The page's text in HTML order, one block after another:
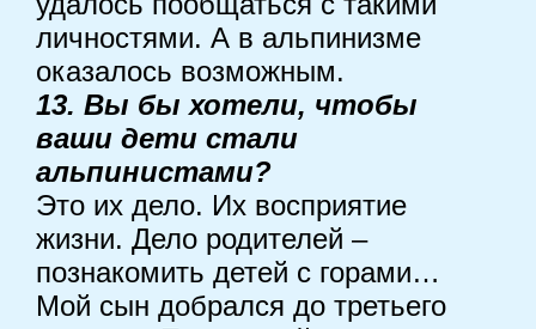
личностями. А в альпинизме
оказалось возможным.
13. Вы бы хотели, чтобы
ваши дети стали
альпинистами?
Это их дело. Их восприятие
жизни. Дело родителей –
познакомить детей с горами…
Мой сын добрался до третьего